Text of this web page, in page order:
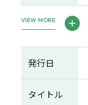
VIEW MORE
発行日
タイトル